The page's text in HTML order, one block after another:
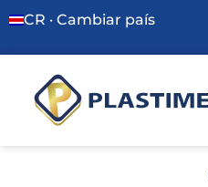
CR · Cambiar país